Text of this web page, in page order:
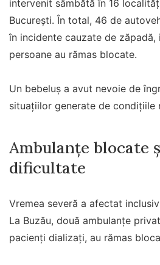
intervenit sâmbătă în 16
București. În total, 46 de
în incidente cauzate de
persoane au rămas blocate.
Un bebeluș a avut nevoie de
situațiilor generate de condițiile
Ambulanțe blocate
dificultate
Vremea severă a afectat
La Buzău, două ambulanțe
pacienți dializați, au rămas